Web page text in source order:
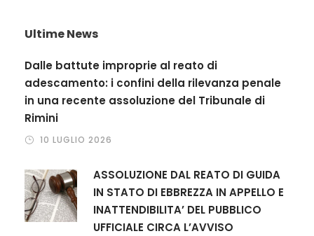
Ultime News
Dalle battute improprie al reato di
adescamento: i confini della rilevanza penale
in una recente assoluzione del Tribunale di
Rimini
10 LUGLIO 2026
ASSOLUZIONE DAL REATO DI GUIDA
IN STATO DI EBBREZZA IN APPELLO E
INATTENDIBILITA’ DEL PUBBLICO
UFFICIALE CIRCA L’AVVISO